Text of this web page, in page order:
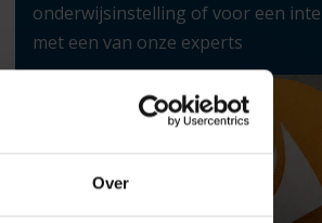
Over
onderwijsinstelling of voor een
met een van onze experts